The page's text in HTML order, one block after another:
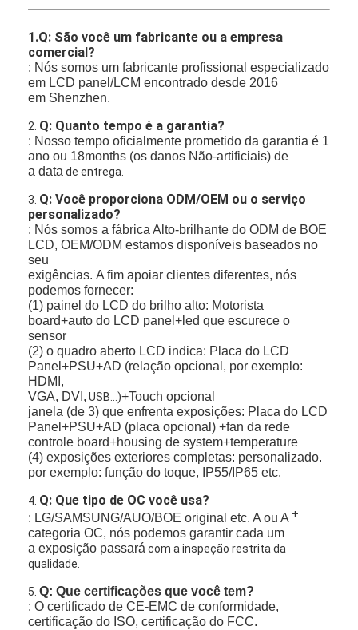
1.Q: São você um fabricante ou a empresa
comercial?
: Nós somos um fabricante profissional especializado
em LCD panel/LCM encontrado desde 2016
em Shenzhen.
2. Q: Quanto tempo é a garantia?
: Nosso tempo oficialmente prometido da garantia é 1
ano ou 18months (os danos Não-artificiais) de
a data de entrega.
3. Q: Você proporciona ODM/OEM ou o serviço
personalizado?
: Nós somos a fábrica Alto-brilhante do ODM de BOE
LCD, OEM/ODM estamos disponíveis baseados no
seu
exigências. A fim apoiar clientes diferentes, nós
podemos fornecer:
(1) painel do LCD do brilho alto: Motorista
board+auto do LCD panel+led que escurece o
sensor
(2) o quadro aberto LCD indica: Placa do LCD
Panel+PSU+AD (relação opcional, por exemplo:
HDMI,
VGA, DVI, USB…)+Touch opcional
janela (de 3) que enfrenta exposições: Placa do LCD
Panel+PSU+AD (placa opcional) +fan da rede
controle board+housing de system+temperature
(4) exposições exteriores completas: personalizado.
por exemplo: função do toque, IP55/IP65 etc.
4. Q: Que tipo de OC você usa?
: LG/SAMSUNG/AUO/BOE original etc. A ou A +
categoria OC, nós podemos garantir cada um
a exposição passará com a inspeção restrita da
qualidade.
5.Q: Que certificações que você tem?
: O certificado de CE-EMC de conformidade,
certificação do ISO, certificação do FCC.